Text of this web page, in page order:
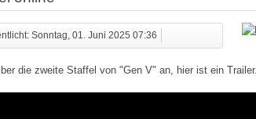
Sonntag, 01. Juni 2025 07:36
die zweite Staffel von "Gen V" an, hier ist ein Trailer.